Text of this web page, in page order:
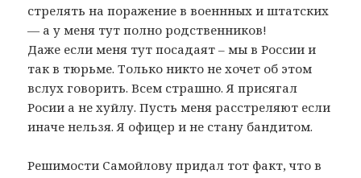
стрелять на поражение в военнных и штатских
— а у меня тут полно родственников!
Даже если меня тут посадаят – мы в России и
так в тюрьме. Только никто не хочет об этом
вслух говорить. Всем страшно. Я присягал
Росии а не хуйлу. Пусть меня расстреляют если
иначе нельзя. Я офицер и не стану бандитом.
Решимости Самойлову придал тот факт, что в